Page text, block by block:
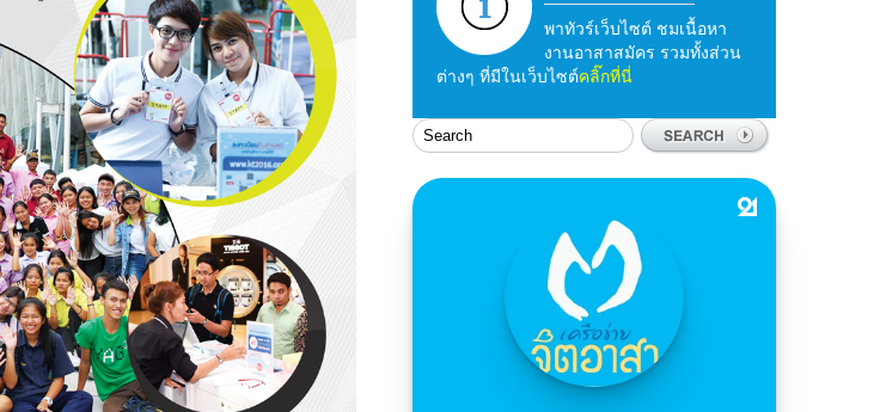
พาทัวร์เว็บไซต์ ชมเนื้อหา
งานอาสาสมัคร รวมทั้งส่วน
ต่างๆ ที่มีในเว็บไซต์คลิ๊กที่นี่